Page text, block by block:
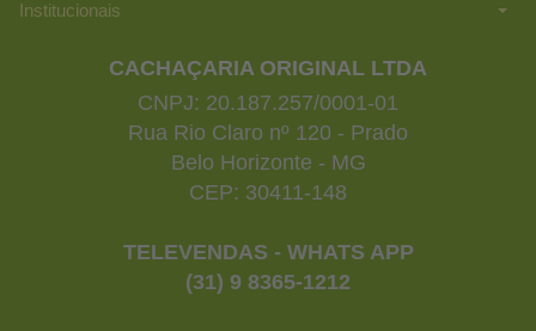
Institucionais
CACHAÇARIA ORIGINAL LTDA
CNPJ: 20.187.257/0001-01
Rua Rio Claro nº 120 - Prado
Belo Horizonte - MG
CEP: 30411-148
TELEVENDAS - WHATS APP
(31) 9 8365-1212